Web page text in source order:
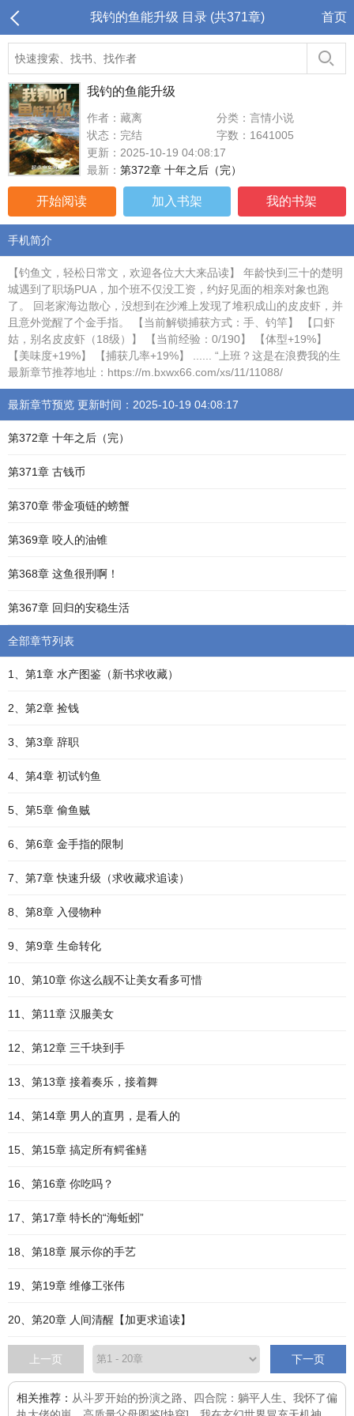
我钓的鱼能升级 目录 (共371章) 首页
我钓的鱼能升级
作者：藏离
分类：言情小说
状态：完结
字数：1641005
更新：2025-10-19 04:08:17
最新： 第372章 十年之后（完）
开始阅读 加入书架 我的书架
手机简介
【钓鱼文，轻松日常文，欢迎各位大大来品读】 年龄快到三十的楚明
城遇到了职场PUA，加个班不仅没工资，约好见面的相亲对象也跑
了。 回老家海边散心，没想到在沙滩上发现了堆积成山的皮皮虾，并
且意外觉醒了个金手指。 【当前解锁捕获方式：手、钓竿】 【口虾
姑，别名皮皮虾（18级）】 【当前经验：0/190】 【体型+19%】
【美味度+19%】 【捕获几率+19%】 ...... “上班？这是在浪费我的生
最新章节推荐地址：https://m.bxwx66.com/xs/11/11088/
最新章节预览 更新时间：2025-10-19 04:08:17
第372章 十年之后（完）
第371章 古钱币
第370章 带金项链的螃蟹
第369章 咬人的油锥
第368章 这鱼很刑啊！
第367章 回归的安稳生活
全部章节列表
1、第1章 水产图鉴（新书求收藏）
2、第2章 捡钱
3、第3章 辞职
4、第4章 初试钓鱼
5、第5章 偷鱼贼
6、第6章 金手指的限制
7、第7章 快速升级（求收藏求追读）
8、第8章 入侵物种
9、第9章 生命转化
10、第10章 你这么靓不让美女看多可惜
11、第11章 汉服美女
12、第12章 三千块到手
13、第13章 接着奏乐，接着舞
14、第14章 男人的直男，是看人的
15、第15章 搞定所有鳄雀鳝
16、第16章 你吃吗？
17、第17章 特长的“海蚯蚓”
18、第18章 展示你的手艺
19、第19章 维修工张伟
20、第20章 人间清醒【加更求追读】
上一页 下一页
相关推荐： 从斗罗开始的扮演之路 四合院：躺平人生
我怀了偏